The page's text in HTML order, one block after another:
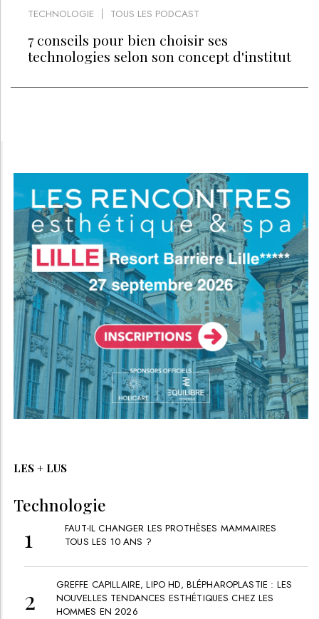
TECHNOLOGIE TOUS LES PODCAST
7 conseils pour bien choisir ses
technologies selon son concept d'institut
LES + LUS
Technologie
FAUT-IL CHANGER LES PROTHÈSES MAMMAIRES
TOUS LES 10 ANS ?
GREFFE CAPILLAIRE, LIPO HD, BLÉPHAROPLASTIE : LES
NOUVELLES TENDANCES ESTHÉTIQUES CHEZ LES
HOMMES EN 2026